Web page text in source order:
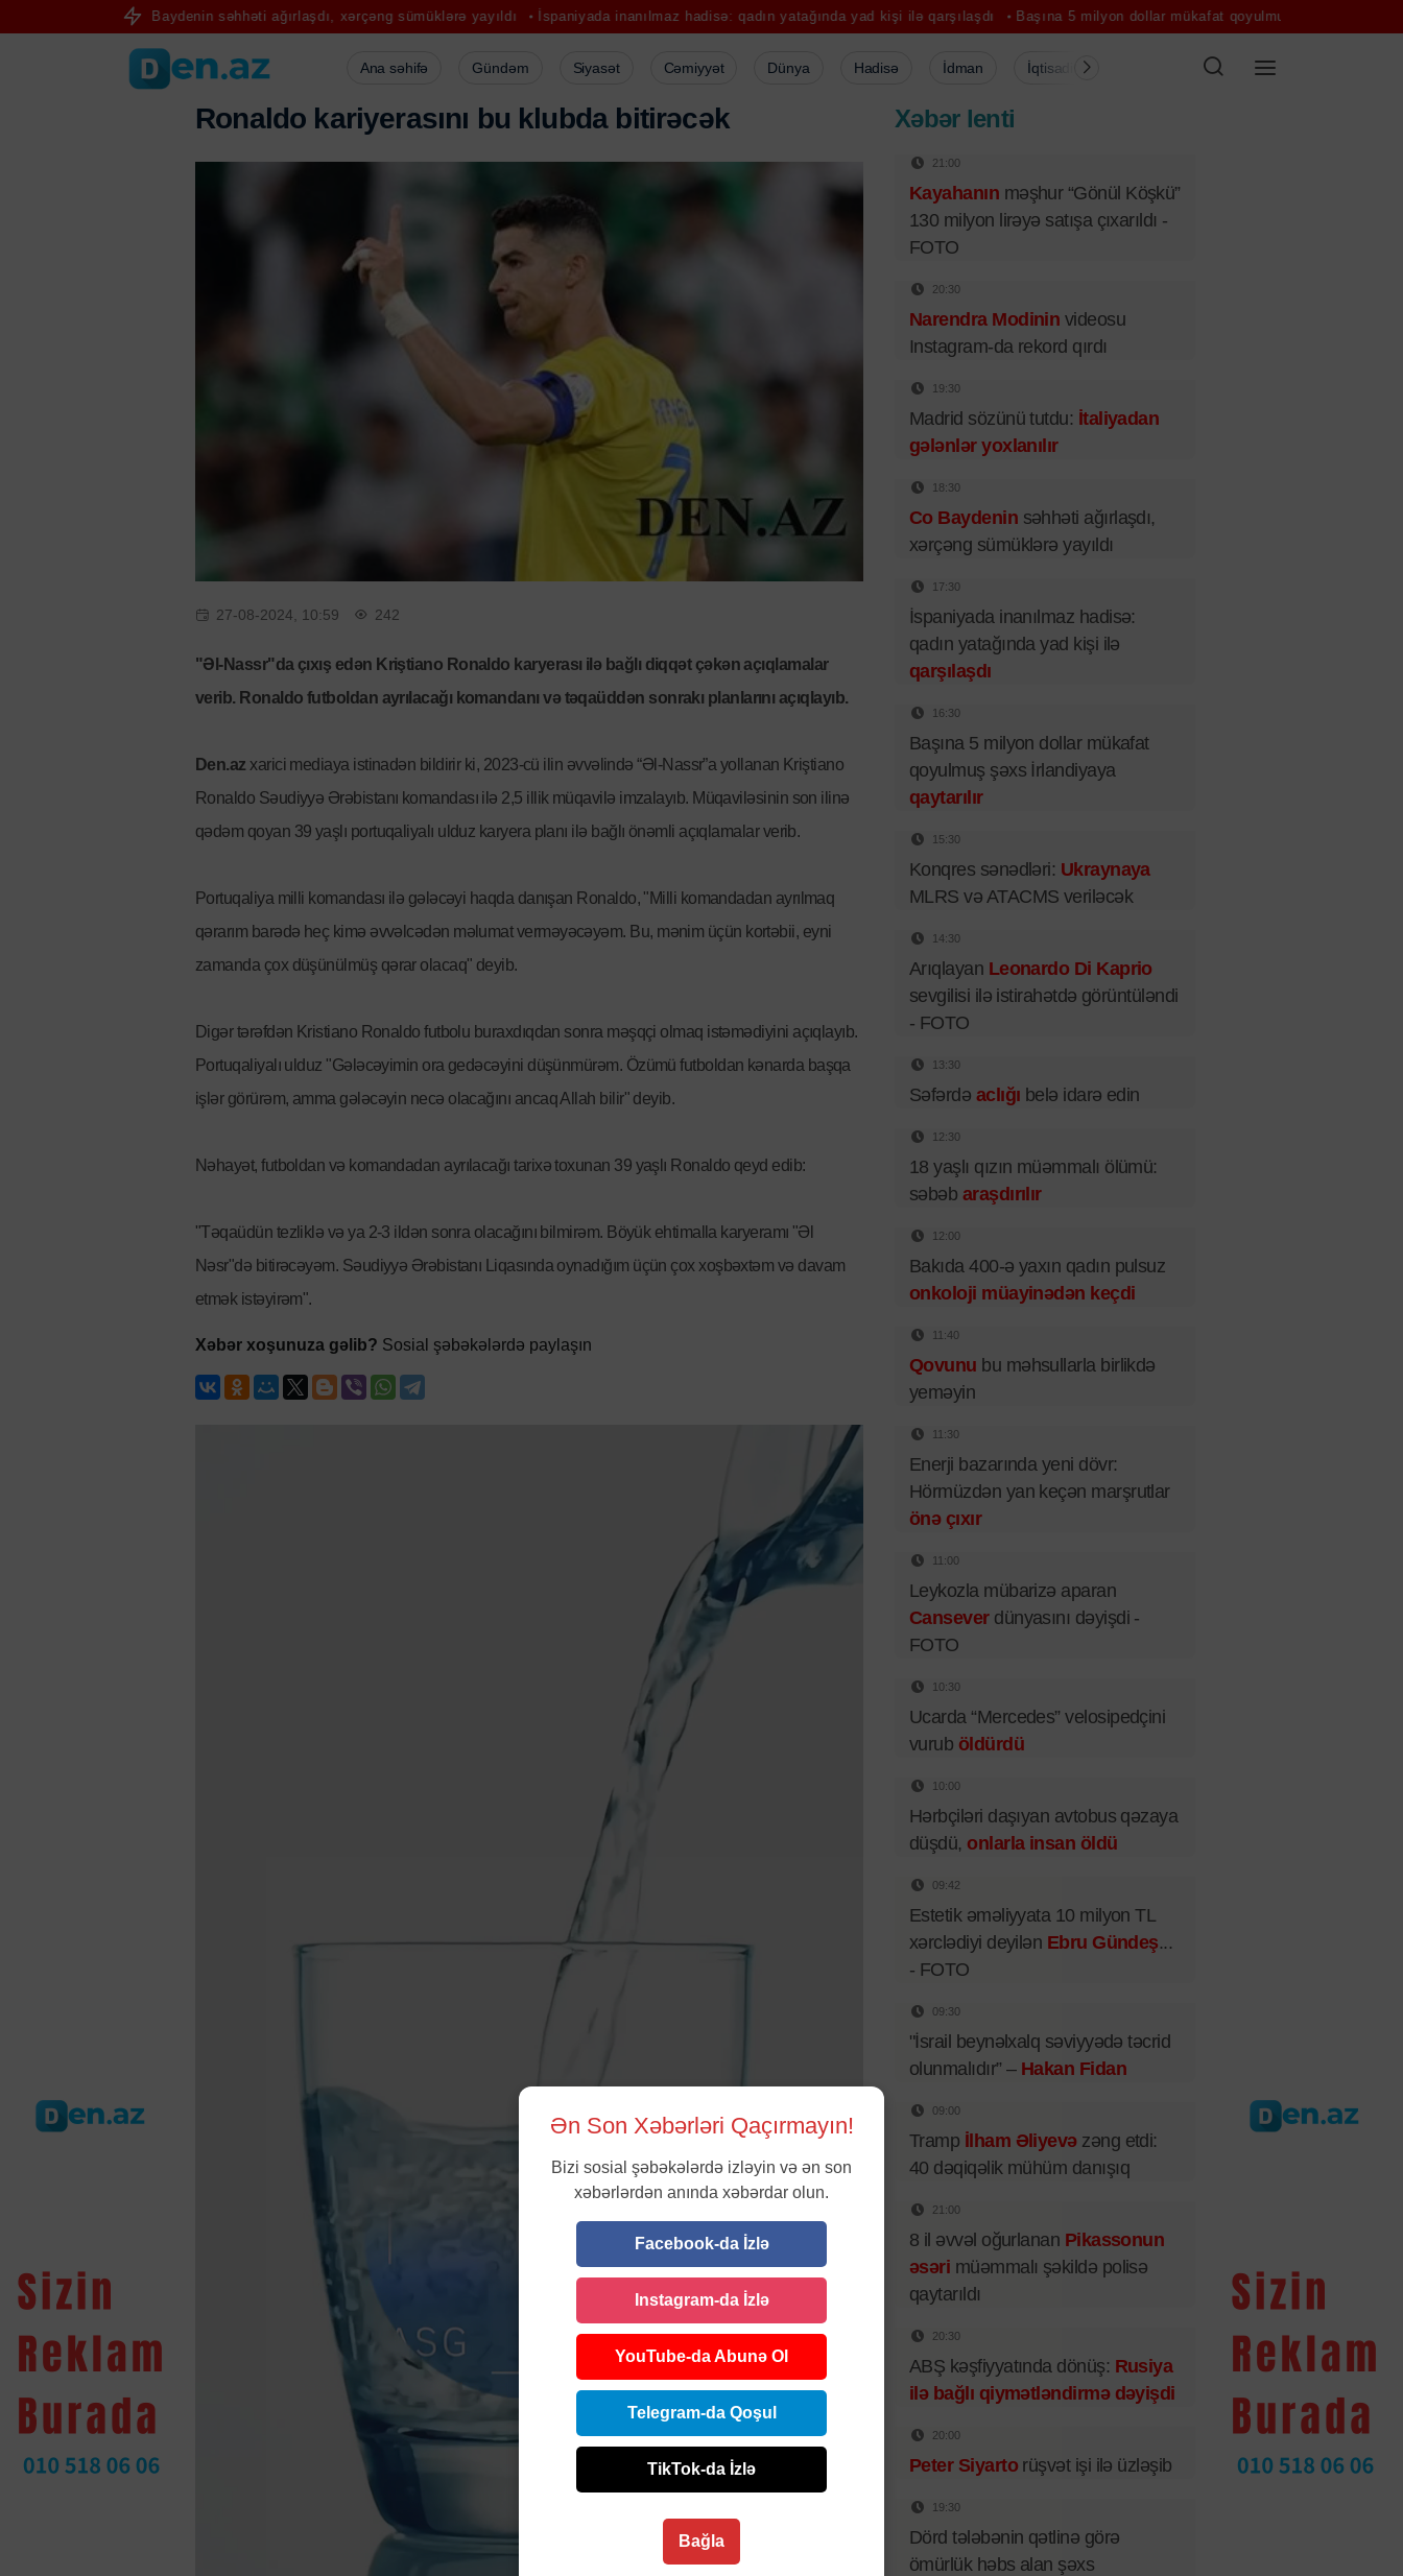
Co Baydenin səhhəti ağırlaşdı, xərçəng sümüklərə yayıldı İspaniyada inanılmaz hadisə: qadın yatağında yad kişi ilə qarşılaşdı Başına 5 milyon dollar mükafat qoyulmuş şəxs İrlandiyaya qaytarılır
Ana səhifə Gündəm Siyasət Cəmiyyət Dünya Hadisə İdman İqtisadiyyat Şou-biznes Müsahibə
Ronaldo kariyerasını bu klubda bitirəcək
27-08-2024, 10:59 242
"Əl-Nassr"da çıxış edən Kriştiano Ronaldo karyerası ilə bağlı diqqət çəkən açıqlamalar
verib. Ronaldo futboldan ayrılacağı komandanı və təqaüddən sonrakı planlarını açıqlayıb.
Den.azxarici mediaya istinadən bildirir ki, 2023-cü ilin əvvəlində “Əl-Nassr”a yollanan Kriştiano
Ronaldo Səudiyyə Ərəbistanı komandası ilə 2,5 illik müqavilə imzalayıb. Müqaviləsinin son ilinə
qədəm qoyan 39 yaşlı portuqaliyalı ulduz karyera planı ilə bağlı önəmli açıqlamalar verib.
Portuqaliya milli komandası ilə gələcəyi haqda danışan Ronaldo, "Milli komandadan ayrılmaq
qərarım barədə heç kimə əvvəlcədən məlumat verməyəcəyəm. Bu, mənim üçün kortəbii, eyni
zamanda çox düşünülmüş qərar olacaq" deyib.
Digər tərəfdən Kristiano Ronaldo futbolu buraxdıqdan sonra məşqçi olmaq istəmədiyini açıqlayıb.
Portuqaliyalı ulduz "Gələcəyimin ora gedəcəyini düşünmürəm. Özümü futboldan kənarda başqa
işlər görürəm, amma gələcəyin necə olacağını ancaq Allah bilir" deyib.
Nəhayət, futboldan və komandadan ayrılacağı tarixə toxunan 39 yaşlı Ronaldo qeyd edib:
"Təqaüdün tezliklə və ya 2-3 ildən sonra olacağını bilmirəm. Böyük ehtimalla karyeramı "Əl
Nəsr"də bitirəcəyəm. Səudiyyə Ərəbistanı Liqasında oynadığım üçün çox xoşbəxtəm və davam
etmək istəyirəm".
Xəbər xoşunuza gəlib? Sosial şəbəkələrdə paylaşın
Xəbər lenti
21:00
Kayahanın məşhur “Gönül Köşkü”
130 milyon lirəyə satışa çıxarıldı -
FOTO
20:30
Narendra Modinin videosu
Instagram-da rekord qırdı
19:30
Madrid sözünü tutdu: İtaliyadan
gələnlər yoxlanılır
18:30
Co Baydenin səhhəti ağırlaşdı,
xərçəng sümüklərə yayıldı
17:30
İspaniyada inanılmaz hadisə:
qadın yatağında yad kişi ilə
qarşılaşdı
16:30
Başına 5 milyon dollar mükafat
qoyulmuş şəxs İrlandiyaya
qaytarılır
15:30
Konqres sənədləri: Ukraynaya
MLRS və ATACMS veriləcək
14:30
Arıqlayan Leonardo Di Kaprio
sevgilisi ilə istirahətdə görüntüləndi
- FOTO
13:30
Səfərdə aclığı belə idarə edin
12:30
18 yaşlı qızın müəmmalı ölümü:
səbəb araşdırılır
12:00
Bakıda 400-ə yaxın qadın pulsuz
onkoloji müayinədən keçdi
11:40
Qovunu bu məhsullarla birlikdə
yeməyin
11:30
Enerji bazarında yeni dövr:
Hörmüzdən yan keçən marşrutlar
önə çıxır
11:00
Leykozla mübarizə aparan
Canseverdünyasını dəyişdi -
FOTO
10:30
Ucarda “Mercedes” velosipedçini
vurub öldürdü
10:00
Hərbçiləri daşıyan avtobus qəzaya
düşdü, onlarla insan öldü
09:42
Estetik əməliyyata 10 milyon TL
xərclədiyi deyilən Ebru Gündeş...
- FOTO
09:30
"İsrail beynəlxalq səviyyədə təcrid
olunmalıdır” – Hakan Fidan
09:00
Tramp İlham Əliyevəzəng etdi:
40 dəqiqəlik mühüm danışıq
21:00
8 il əvvəl oğurlanan Pikassonun
əsəri müəmmalı şəkildə polisə
qaytarıldı
20:30
ABŞ kəşfiyyatında dönüş: Rusiya
ilə bağlı qiymətləndirmə dəyişdi
20:00
Peter Siyartorüşvət işi ilə üzləşib
19:30
Dörd tələbənin qətlinə görə
ömürlük həbs alan şəxs
Ən Son Xəbərləri Qaçırmayın!
Bizi sosial şəbəkələrdə izləyin və ən son
xəbərlərdən anında xəbərdar olun.
Facebook-da İzlə
Instagram-da İzlə
YouTube-da Abunə Ol
Telegram-da Qoşul
TikTok-da İzlə
Bağla